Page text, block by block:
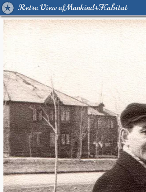
Retro View of Mankind's Habitat